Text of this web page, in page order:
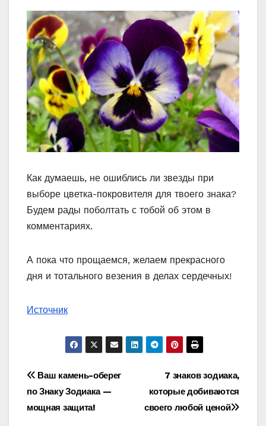
Как думаешь, не ошиблись ли звезды при
выборе цветка-покровителя для твоего знака?
Будем рады поболтать с тобой об этом в
комментариях.
А пока что прощаемся, желаем прекрасного
дня и тотального везения в делах сердечных!
Источник
Навигация
по
7 знаков зодиака,
которые добиваются
своего любой ценой
Ваш камень-оберег
по Знаку Зодиака —
мощная защита!